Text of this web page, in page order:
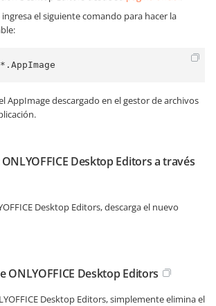
el siguiente comando para hacer la
AppImage descargado en el gestor de archivos
Desktop Editors a través
Desktop Editors, descarga el nuevo
ONLYOFFICE Desktop Editors
Desktop Editors, simplemente elimina el